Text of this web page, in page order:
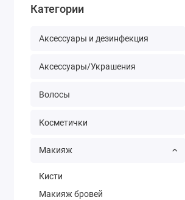
Категории
Аксессуары и дезинфекция
Аксессуары/Украшения
Волосы
Косметички
Макияж
Кисти
Макияж бровей